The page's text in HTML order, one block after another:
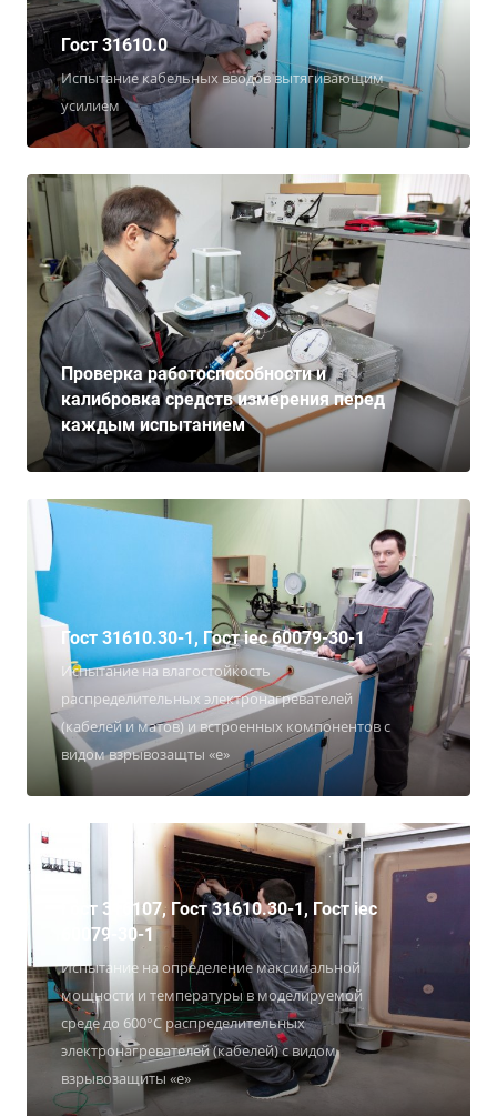
Гост 31610.0
Испытание кабельных вводов вытягивающим
усилием
Проверка работоспособности и
калибровка средств измерения перед
каждым испытанием
Гост 31610.30-1, Гост iec 60079-30-1
Испытание на влагостойкость
распределительных электронагревателей
(кабелей и матов) и встроенных компонентов с
видом взрывозащты «е»
Гост 316107, Гост 31610.30-1, Гост iec
60079-30-1
Испытание на определение максимальной
мощности и температуры в моделируемой
среде до 600°С распределительных
электронагревателей (кабелей) с видом
взрывозащиты «е»